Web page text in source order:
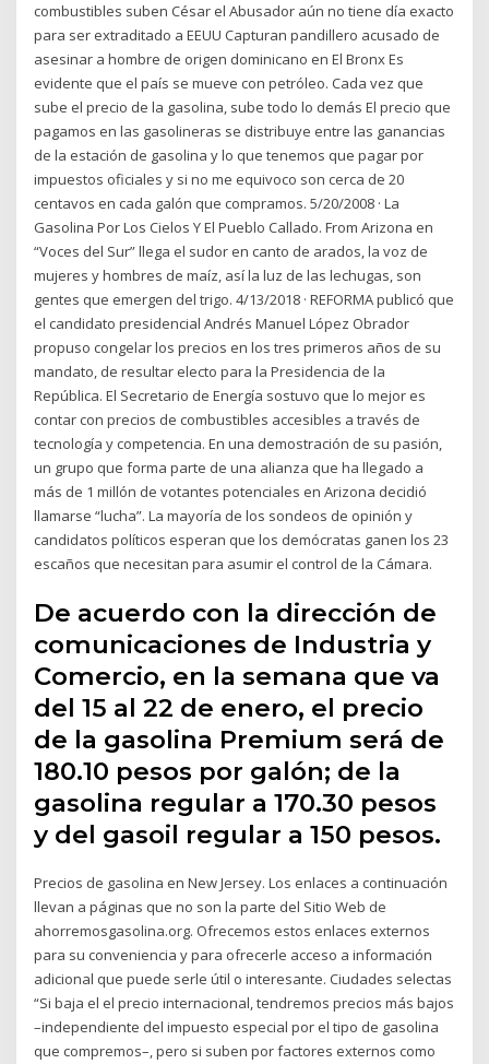
combustibles suben César el Abusador aún no tiene día exacto
para ser extraditado a EEUU Capturan pandillero acusado de
asesinar a hombre de origen dominicano en El Bronx Es
evidente que el país se mueve con petróleo. Cada vez que
sube el precio de la gasolina, sube todo lo demás El precio que
pagamos en las gasolineras se distribuye entre las ganancias
de la estación de gasolina y lo que tenemos que pagar por
impuestos oficiales y si no me equivoco son cerca de 20
centavos en cada galón que compramos. 5/20/2008 · La
Gasolina Por Los Cielos Y El Pueblo Callado. From Arizona en
“Voces del Sur” llega el sudor en canto de arados, la voz de
mujeres y hombres de maíz, así la luz de las lechugas, son
gentes que emergen del trigo. 4/13/2018 · REFORMA publicó que
el candidato presidencial Andrés Manuel López Obrador
propuso congelar los precios en los tres primeros años de su
mandato, de resultar electo para la Presidencia de la
República. El Secretario de Energía sostuvo que lo mejor es
contar con precios de combustibles accesibles a través de
tecnología y competencia. En una demostración de su pasión,
un grupo que forma parte de una alianza que ha llegado a
más de 1 millón de votantes potenciales en Arizona decidió
llamarse “lucha”. La mayoría de los sondeos de opinión y
candidatos políticos esperan que los demócratas ganen los 23
escaños que necesitan para asumir el control de la Cámara.
De acuerdo con la dirección de
comunicaciones de Industria y
Comercio, en la semana que va
del 15 al 22 de enero, el precio
de la gasolina Premium será de
180.10 pesos por galón; de la
gasolina regular a 170.30 pesos
y del gasoil regular a 150 pesos.
Precios de gasolina en New Jersey. Los enlaces a continuación
llevan a páginas que no son la parte del Sitio Web de
ahorremosgasolina.org. Ofrecemos estos enlaces externos
para su conveniencia y para ofrecerle acceso a información
adicional que puede serle útil o interesante. Ciudades selectas
“Si baja el el precio internacional, tendremos precios más bajos
–independiente del impuesto especial por el tipo de gasolina
que compremos–, pero si suben por factores externos como